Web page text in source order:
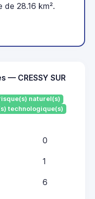
de 28.16 km².
— CRESSY SUR
naturel(s)
technologique(s)
0
1
6